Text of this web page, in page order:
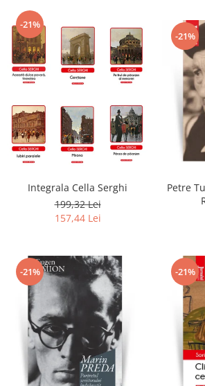
-21%
Integrala Cella Serghi
199,32 Lei
157,44 Lei
-21%
Petre
-21% -21%